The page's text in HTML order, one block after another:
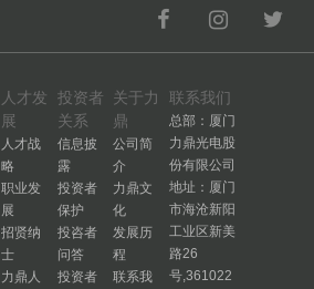
人才发
展
人才战
略
职业发
展
招贤纳
士
力鼎人
投资者
关系
信息披
露
投资者
保护
投咨者
问答
投资者
关于力
鼎
公司简
介
力鼎文
化
发展历
程
联系我
联系我们
总部：厦门
力鼎光电股
份有限公司
地址：厦门
市海沧新阳
工业区新美
路26
号,361022